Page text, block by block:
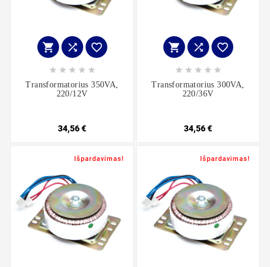
  
    
Transformatorius 350VA,
220/12V
34,56 €
  
    
Transformatorius 300VA,
220/36V
34,56 €
Išpardavimas! Išpardavimas!